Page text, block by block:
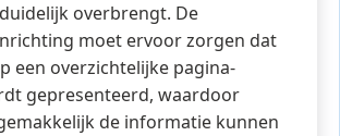
overbrengt. De
moet ervoor zorgen dat
een overzichtelijke pagina-
gepresenteerd, waardoor
de informatie kunnen